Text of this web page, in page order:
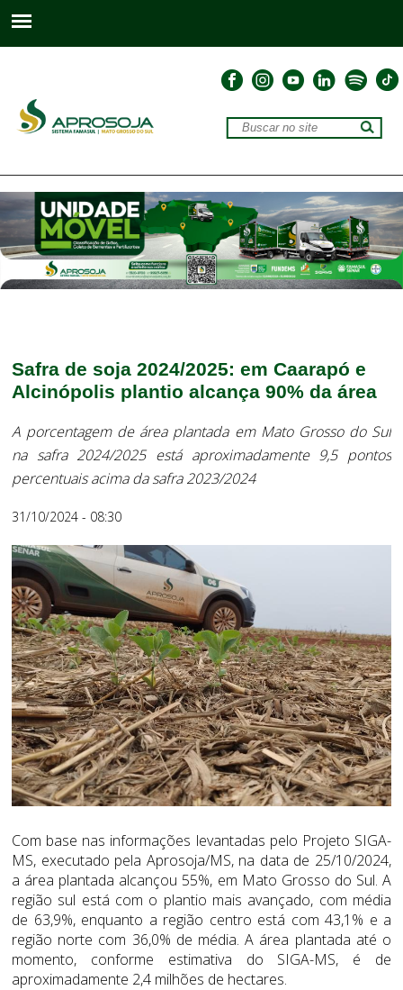
Safra de soja 2024/2025: em Caarapó e
Alcinópolis plantio alcança 90% da área
A porcentagem de área plantada em Mato Grosso do Sul
na safra 2024/2025 está aproximadamente 9,5 pontos
percentuais acima da safra 2023/2024
31/10/2024 - 08:30
Com base nas informações levantadas pelo Projeto SIGA-
MS, executado pela Aprosoja/MS, na data de 25/10/2024,
a área plantada alcançou 55%, em Mato Grosso do Sul. A
região sul está com o plantio mais avançado, com média
de 63,9%, enquanto a região centro está com 43,1% e a
região norte com 36,0% de média. A área plantada até o
momento, conforme estimativa do SIGA-MS, é de
aproximadamente 2,4 milhões de hectares.